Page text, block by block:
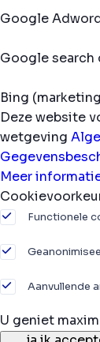
Google
Google search
Bing
Deze website
wetgeving
Meer
Functionele
Aanvullende
U geniet